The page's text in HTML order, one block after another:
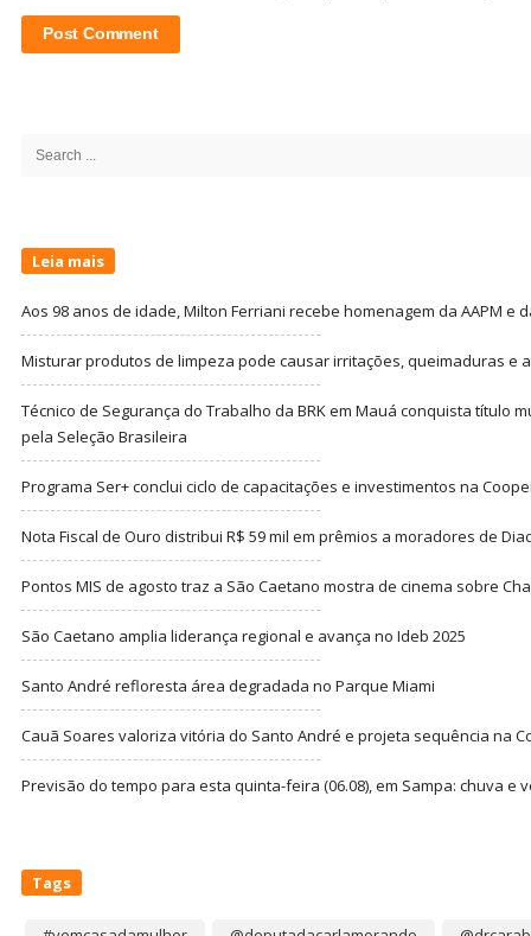
Search
Leia mais
Aos 98 anos de idade, Milton Ferriani recebe homenagem da AAPM e
Misturar produtos de limpeza pode causar irritações, queimaduras e
Técnico de Segurança do Trabalho da BRK em Mauá conquista título
pela Seleção Brasileira
Programa Ser+ conclui ciclo de capacitações e investimentos na
Nota Fiscal de Ouro distribui R$ 59 mil em prêmios a moradores de
Pontos MIS de agosto traz a São Caetano mostra de cinema sobre
São Caetano amplia liderança regional e avança no Ideb 2025
Santo André refloresta área degradada no Parque Miami
Cauã Soares valoriza vitória do Santo André e projeta sequência na
Previsão do tempo para esta quinta-feira (06.08), em Sampa: chuva e
Tags